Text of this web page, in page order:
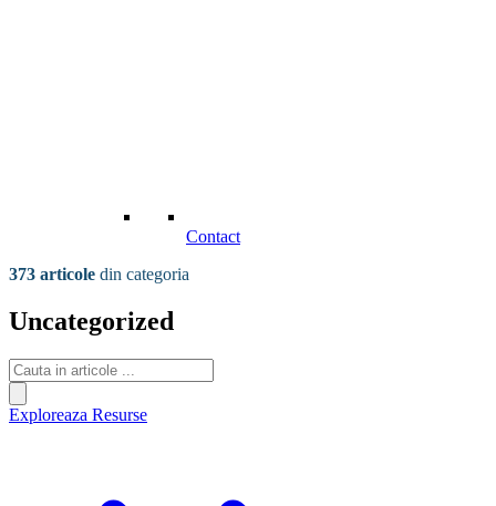
Contact
373 articole din categoria
Uncategorized
Exploreaza Resurse